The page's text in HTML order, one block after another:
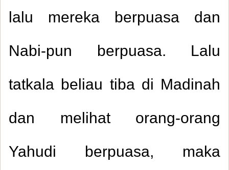
lalu mereka berpuasa dan
Nabi-pun berpuasa. Lalu
tatkala beliau tiba di Madinah
dan melihat orang-orang
Yahudi berpuasa, maka